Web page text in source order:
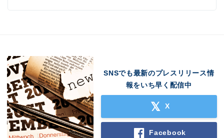
SNSでも最新のプレスリリース情
報をいち早く配信中
X
Facebook